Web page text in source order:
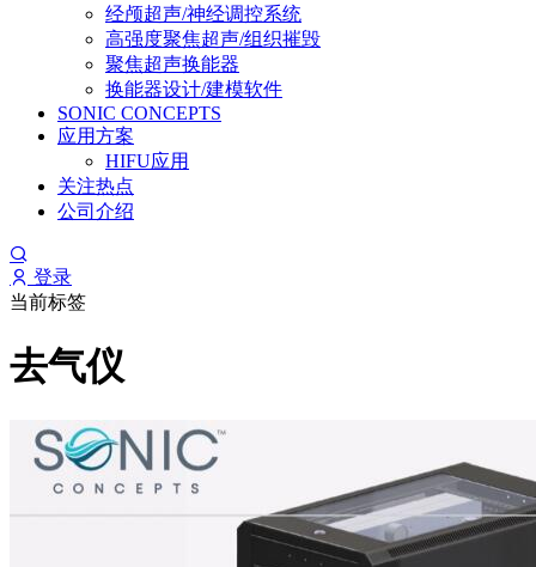
经颅超声/神经调控系统
高强度聚焦超声/组织摧毁
聚焦超声换能器
换能器设计/建模软件
SONIC CONCEPTS
应用方案
HIFU应用
关注热点
公司介绍
登录
当前标签
去气仪